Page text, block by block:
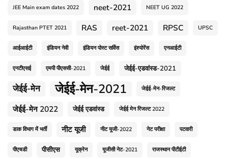
JEE Main exam dates 2022 neet-2021 NEET UG 2022
Rajasthan PTET 2021 RAS reet-2021 RPSC UPSC
आईआईटी इंडियन नेवी इंडियन पोस्ट सर्विस इंश्योरेंस एनआईटी
एनटीएसई एमपी पीएससी-2021 जेईई जेईई-एडवांस्ड-2021
जेईई-मेन जेईई-मेन-2021 जेईई-मेन-रिजल्ट
जेईई-मेन 2022 जेईई एडवांस्ड जेईई मेन रिजल्ट 2022
डाक विभाग में भर्ती नीट यूजी नीट यूजी-2022 नेट परीक्षा पटवारी
पीएचडी पीसीएस यूक्रेन यूजीसी नेट-2021 राजस्थान पीटीईटी